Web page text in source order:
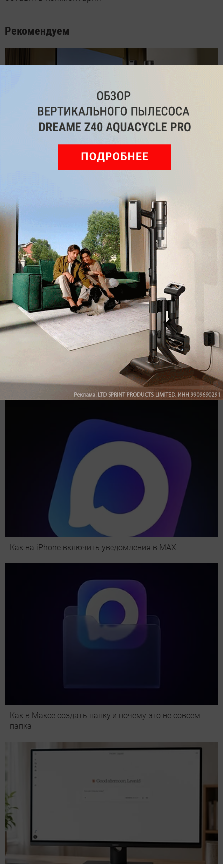
Рекомендуем
Обзор вертикального пылесоса Dreame Z40 AquaCycle
Pro: гибкий подход к уборке
Подпишись на наш канал в мессенджере МАХ
Как на iPhone включить уведомления в MAX
Как в Максе создать папку и почему это не совсем
папка